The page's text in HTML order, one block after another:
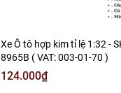
Xe Ô tô hợp kim tỉ lệ 1:32 -
8965B ( VAT: 003-01-70 )
124.000₫